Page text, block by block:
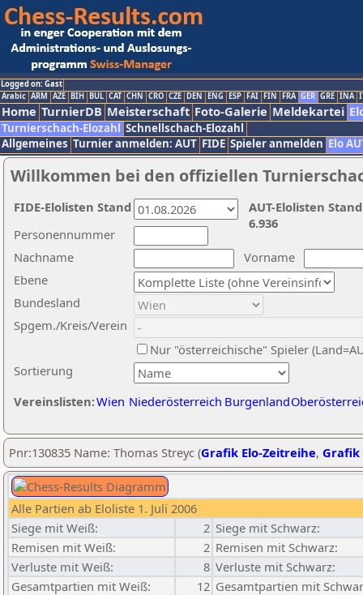
Logged on: Gast
Arabic ARM AZE BIH BUL CAT CHN CRO CZE DEN ENG ESP FAI FIN FRA GER GRE INA
Home TurnierDB Meisterschaft Foto-Galerie Meldekartei
Turnierschach-Elozahl Schnellschach-Elozahl
Allgemeines Turnier anmelden: AUT FIDE Spieler anmelden Elo
Willkommen bei den offiziellen
Nachname
Vorname
Ebene
Sortierung
Personennummer
Bundesland
Spgem./Kreis/Verein
Nur "österreichische" Spieler
Vereinslisten:Wien Niederösterreich Burgenland
AUT-Elolisten
6.936
FIDE-Elolisten Stand
Pnr:130835 Name: Thomas Streyc (Grafik Elo-Zeitreihe, Grafik
Alle Partien ab Eloliste 1. Juli 2006
Siege mit Weiß:
2 Siege mit Schwarz:
Remisen mit Weiß:
2 Remisen mit Schwarz:
Verluste mit Weiß:
8 Verluste mit Schwarz:
Gesamtpartien mit Weiß:
12 Gesamtpartien mit